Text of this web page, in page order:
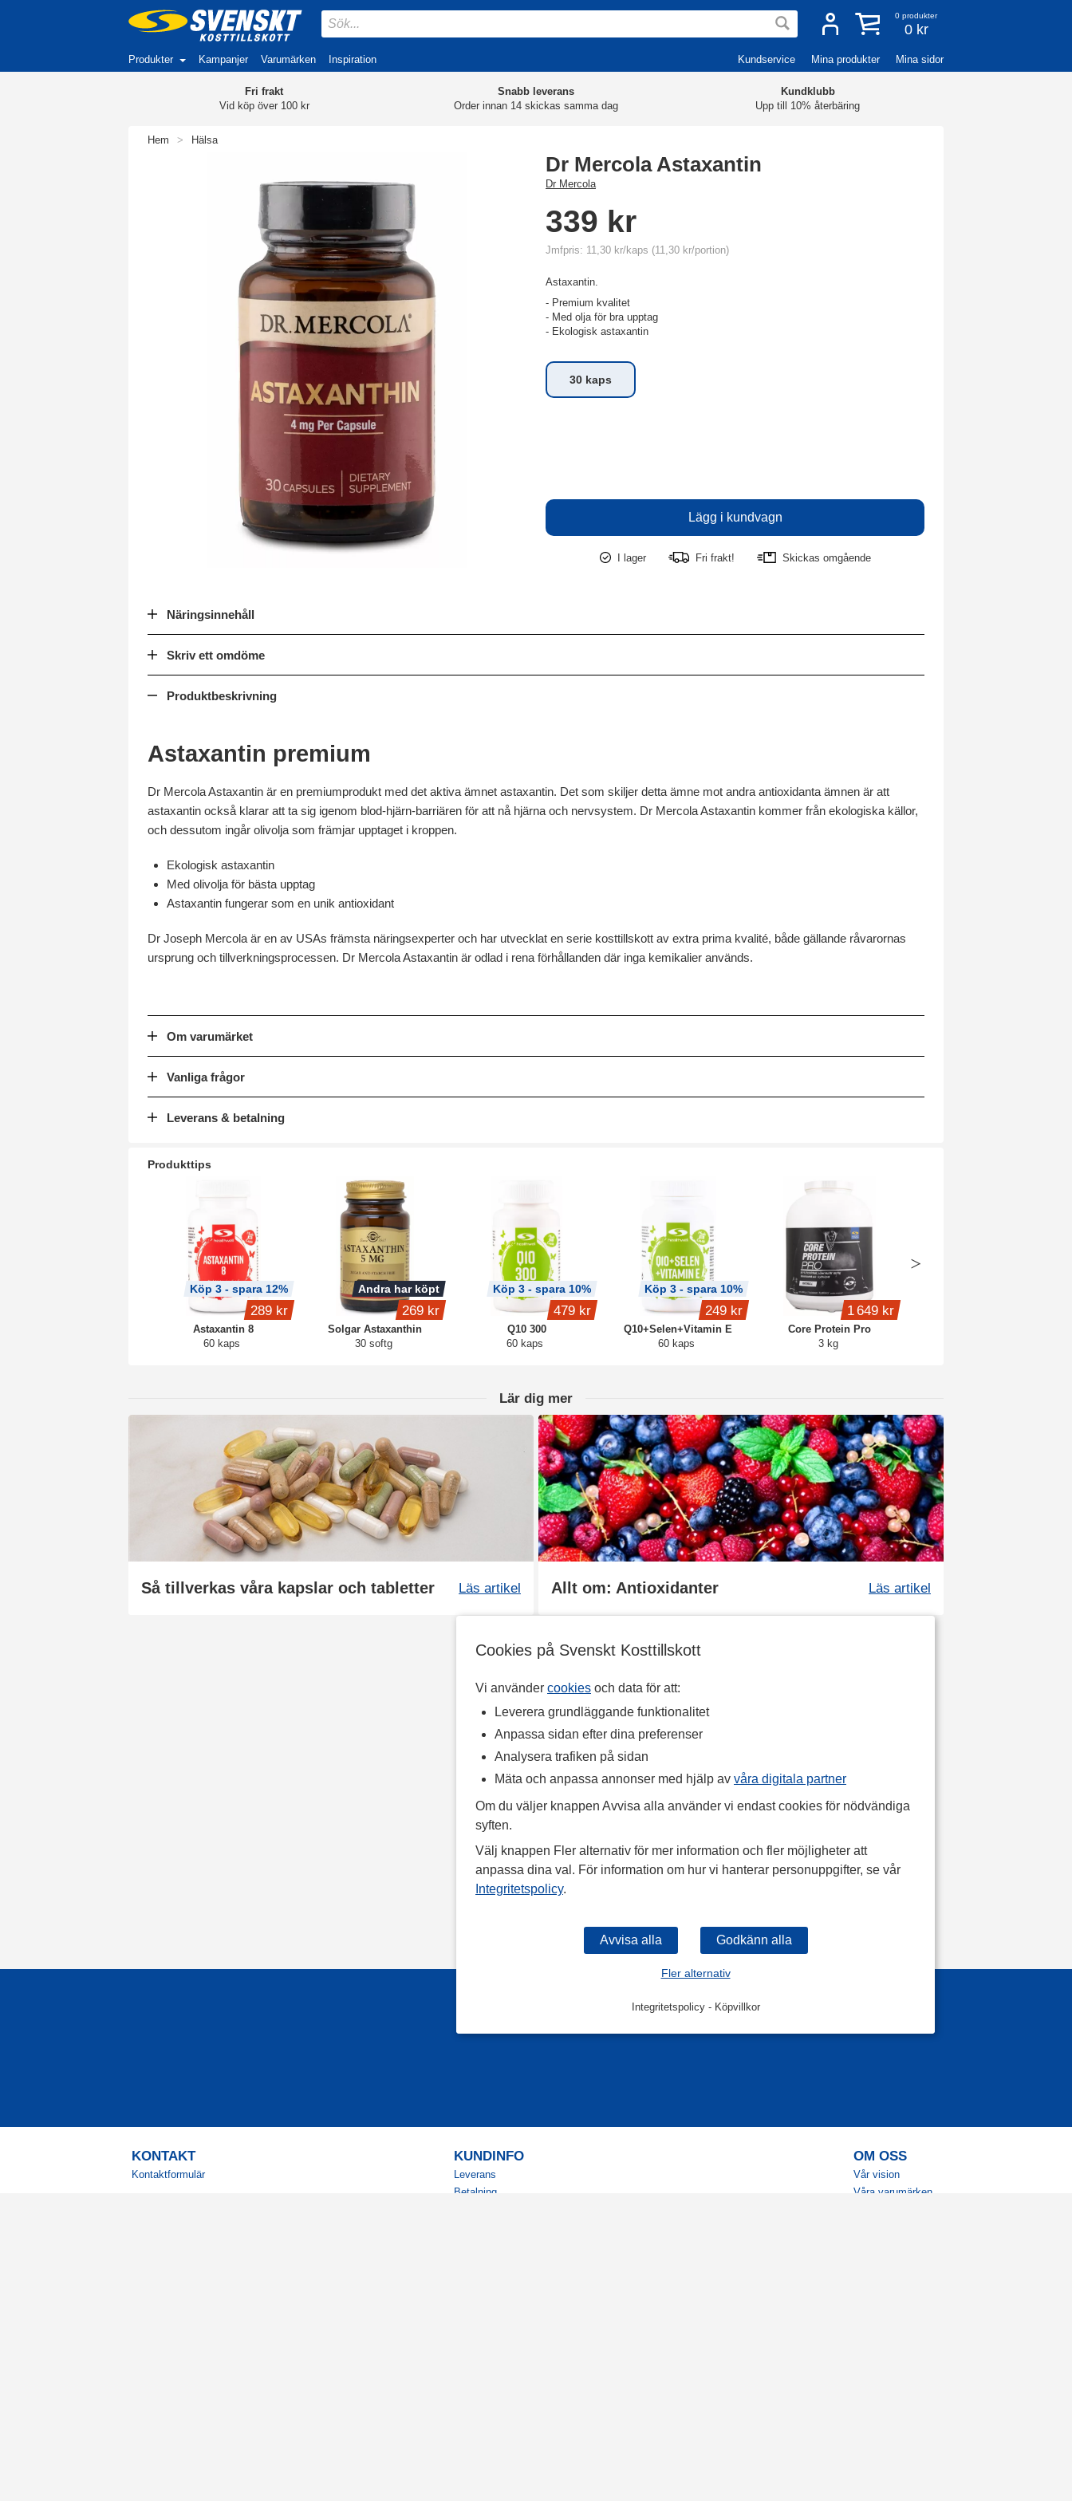
Cookies på Svenskt Kosttillskott
Vi använder cookies och data för att:
Leverera grundläggande funktionalitet
Anpassa sidan efter dina preferenser
Analysera trafiken på sidan
Mäta och anpassa annonser med hjälp av våra digitala partner
Om du väljer knappen Avvisa alla använder vi endast cookies för nödvändiga
syften.
Välj knappen Fler alternativ för mer information och fler möjligheter att
anpassa dina val. För information om hur vi hanterar personuppgifter, se vår
Integritetspolicy.
Fler alternativ
Integritetspolicy- Köpvillkor
0 produkter
0 kr
Produkter Kampanjer Varumärken Inspiration Kundservice Mina produkter Mina sidor
Fri frakt
Vid köp över 100 kr
Snabb leverans
Order innan 14 skickas samma dag
Kundklubb
Upp till 10% återbäring
Hem > Hälsa
Dr Mercola Astaxantin
Dr Mercola
339 kr
Jmfpris: 11,30 kr/kaps (11,30 kr/portion)
Astaxantin.
- Premium kvalitet
- Med olja för bra upptag
- Ekologisk astaxantin
30 kaps
I lager Fri frakt! Skickas omgående
Näringsinnehåll
Skriv ett omdöme
Produktbeskrivning
Astaxantin premium
Dr Mercola Astaxantin är en premiumprodukt med det aktiva ämnet astaxantin. Det som skiljer detta ämne mot andra antioxidanta ämnen är att
astaxantin också klarar att ta sig igenom blod-hjärn-barriären för att nå hjärna och nervsystem. Dr Mercola Astaxantin kommer från ekologiska källor,
och dessutom ingår olivolja som främjar upptaget i kroppen.
Ekologisk astaxantin
Med olivolja för bästa upptag
Astaxantin fungerar som en unik antioxidant
Dr Joseph Mercola är en av USAs främsta näringsexperter och har utvecklat en serie kosttillskott av extra prima kvalité, både gällande råvarornas
ursprung och tillverkningsprocessen. Dr Mercola Astaxantin är odlad i rena förhållanden där inga kemikalier används.
Om varumärket
Vanliga frågor
Leverans & betalning
Produkttips
Astaxantin 8
60 kaps
Köp 3 - spara 12%
289 kr
Solgar Astaxanthin
30 softg
Andra har köpt
269 kr
Q10 300
60 kaps
Köp 3 - spara 10%
479 kr
Q10+Selen+Vitamin E
60 kaps
Köp 3 - spara 10%
249 kr
Core Protein Pro
3 kg
1 649 kr
Lär dig mer
Så tillverkas våra kapslar och tabletter Läs artikel Allt om: Antioxidanter Läs artikel
KONTAKT
Kontaktformulär
KUNDINFO
Leverans
Betalning
OM OSS
Vår vision
Våra varumärken